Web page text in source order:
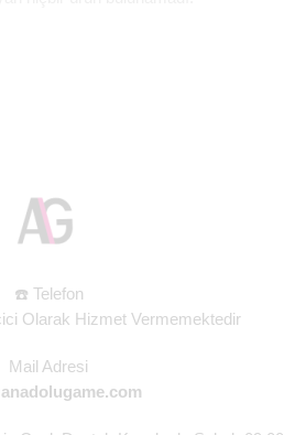
☎️ Telefon
Olarak Hizmet Vermemektedir
Mail Adresi